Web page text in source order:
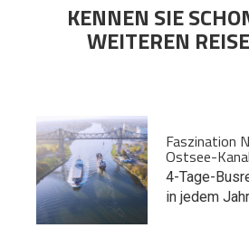
KENNEN SIE
WEITEREN
Faszination
Ostsee-
4-Tage-
in jedem